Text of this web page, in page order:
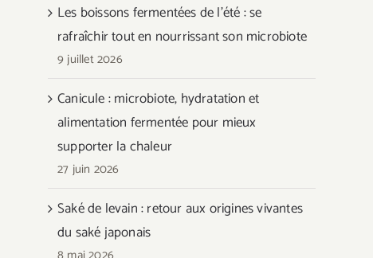
Les boissons fermentées de l’été : se
rafraîchir tout en nourrissant son microbiote
9 juillet 2026
Canicule : microbiote, hydratation et
alimentation fermentée pour mieux
supporter la chaleur
27 juin 2026
Saké de levain : retour aux origines vivantes
du saké japonais